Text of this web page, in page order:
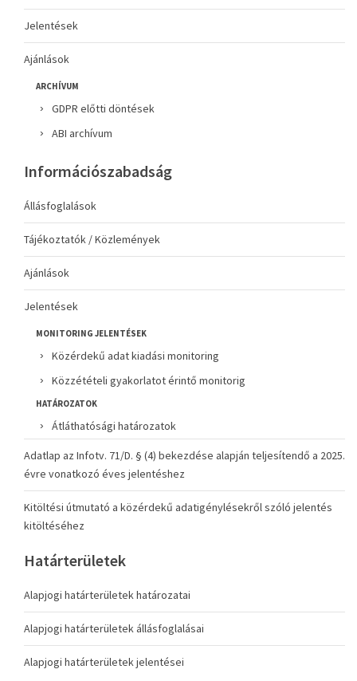
Jelentések
Ajánlások
ARCHÍVUM
GDPR előtti döntések
ABI archívum
Információszabadság
Állásfoglalások
Tájékoztatók / Közlemények
Ajánlások
Jelentések
MONITORING JELENTÉSEK
Közérdekű adat kiadási monitoring
Közzétételi gyakorlatot érintő monitorig
HATÁROZATOK
Átláthatósági határozatok
Adatlap az Infotv. 71/D. § (4) bekezdése alapján teljesítendő a 2025.
évre vonatkozó éves jelentéshez
Kitöltési útmutató a közérdekű adatigénylésekről szóló jelentés
kitöltéséhez
Határterületek
Alapjogi határterületek határozatai
Alapjogi határterületek állásfoglalásai
Alapjogi határterületek jelentései